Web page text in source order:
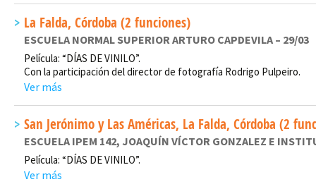
La Falda, Córdoba (2 funciones)
ESCUELA NORMAL SUPERIOR ARTURO CAPDEVILA – 29/03
Película: “DÍAS DE VINILO”.
Con la participación del director de fotografía Rodrigo Pulpeiro.
Ver más
San Jerónimo y Las Américas, La Falda, Córdoba (2
ESCUELA IPEM 142, JOAQUÍN VÍCTOR GONZALEZ E
Película: “DÍAS DE VINILO”.
Ver más